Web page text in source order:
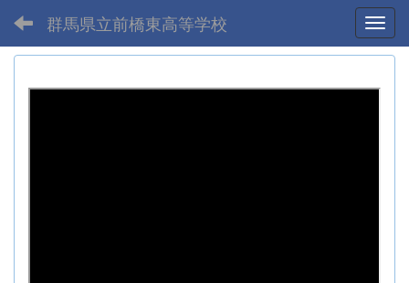
群馬県立前橋東高等学校